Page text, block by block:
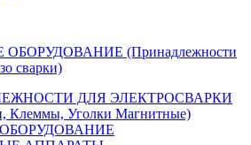
(Принадлежности
сварки)
ДЛЯ ЭЛЕКТРОСВАРКИ
Клеммы, Уголки Магнитные)